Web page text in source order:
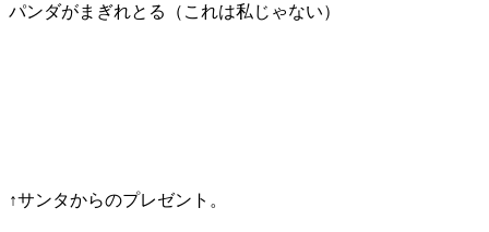
パンダがまぎれとる（これは私じゃない）
↑サンタからのプレゼント。